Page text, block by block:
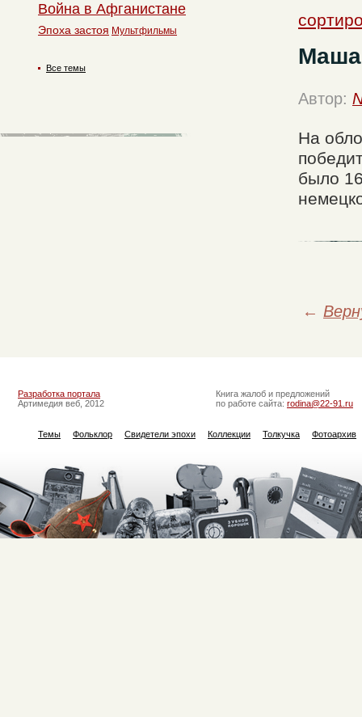
Маша
Автор:
На
было
←
Война в Афганистане
Эпоха застоя Мультфильмы
Все темы
Разработка портала
Артимедия веб, 2012
Книга жалоб и предложений
по работе сайта: rodina@22-91.ru
Темы Фольклор Свидетели эпохи Коллекции Толкучка Фотоархив